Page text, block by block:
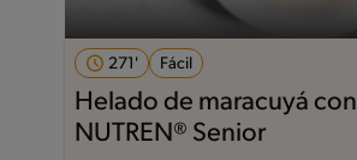
271' Fácil
Helado de maracuyá con
NUTREN® Senior